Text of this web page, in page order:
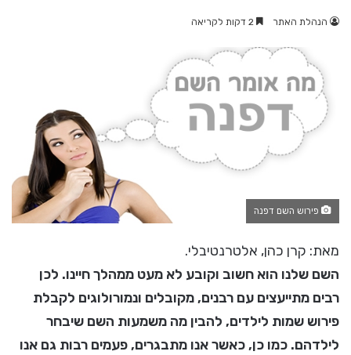
הנהלת האתר
פירוש השם דפנה
מאת: קרן כהן, אלטרנטיבלי.
השם שלנו הוא חשוב וקובע לא מעט ממהלך חיינו. לכן
רבים מתייעצים עם רבנים, מקובלים ונמורולוגים לקבלת
פירוש שמות לילדים, להבין מה משמעות השם שיבחר
לילדהם. כמו כן, כאשר אנו מתבגרים, פעמים רבות גם אנו